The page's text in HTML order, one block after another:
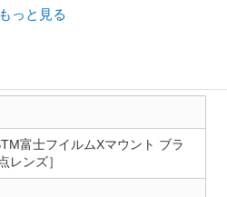
もっと見る
富士フイルムXマウント ブラ
レンズ］